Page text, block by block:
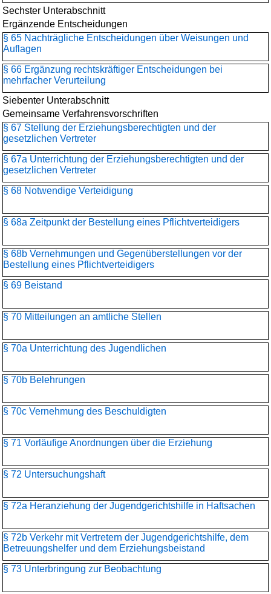
Sechster Unterabschnitt
Ergänzende Entscheidungen
§ 65 Nachträgliche Entscheidungen über Weisungen und
Auflagen
§ 66 Ergänzung rechtskräftiger Entscheidungen bei
mehrfacher Verurteilung
Siebenter Unterabschnitt
Gemeinsame Verfahrensvorschriften
§ 67 Stellung der Erziehungsberechtigten und der
gesetzlichen Vertreter
§ 67a Unterrichtung der Erziehungsberechtigten und der
gesetzlichen Vertreter
§ 68 Notwendige Verteidigung
§ 68a Zeitpunkt der Bestellung eines Pflichtverteidigers
§ 68b Vernehmungen und Gegenüberstellungen vor der
Bestellung eines Pflichtverteidigers
§ 69 Beistand
§ 70 Mitteilungen an amtliche Stellen
§ 70a Unterrichtung des Jugendlichen
§ 70b Belehrungen
§ 70c Vernehmung des Beschuldigten
§ 71 Vorläufige Anordnungen über die Erziehung
§ 72 Untersuchungshaft
§ 72a Heranziehung der Jugendgerichtshilfe in Haftsachen
§ 72b Verkehr mit Vertretern der Jugendgerichtshilfe, dem
Betreuungshelfer und dem Erziehungsbeistand
§ 73 Unterbringung zur Beobachtung